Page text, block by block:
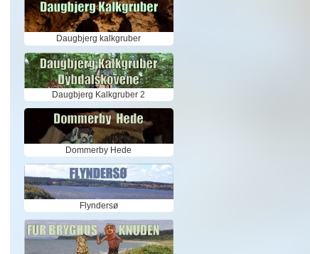
Daugbjerg kalkgruber
Daugbjerg Kalkgruber 2
Dommerby Hede
Flyndersø